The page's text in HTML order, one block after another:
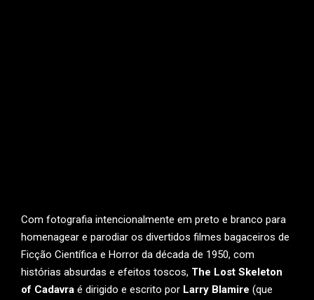
Com fotografia intencionalmente em preto e branco para
homenagear e parodiar os divertidos filmes bagaceiros de
Ficção Científica e Horror da década de 1950, com
histórias absurdas e efeitos toscos, The Lost Skeleton
of Cadavra é dirigido e escrito por Larry Blamire (que